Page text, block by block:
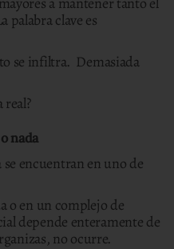
palabra clave es
se infiltra. Demasiada
real?
nada
encuentran en uno de
o en un complejo de
depende enteramente de
no ocurre.